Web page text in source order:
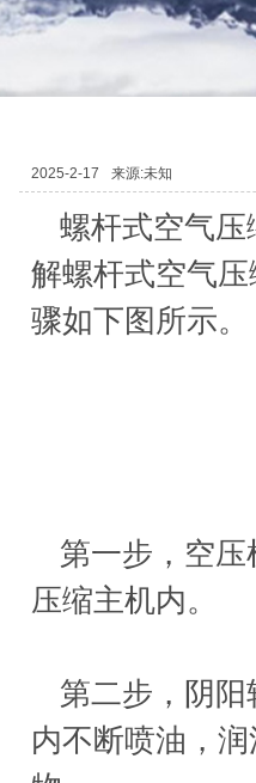
2025-2-17 来源:未知
螺杆式空气
解螺杆式空气
骤如下图所示。
第一步，空
压缩主机内。
第二步，阴
内不断喷油，